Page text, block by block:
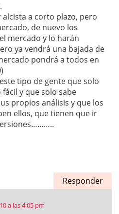
a corto plazo, pero
de nuevo los
mercado y lo harán
ya vendrá una bajada de
pondrá a todos en
tipo de gente que solo
y que solo sabe
propios análisis y que los
ellos, que tienen que ir
Responder
a las 4:05 pm